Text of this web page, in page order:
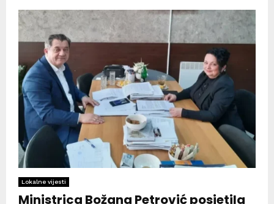
Lokalne vijesti
Ministrica Božana Petrović posjetila